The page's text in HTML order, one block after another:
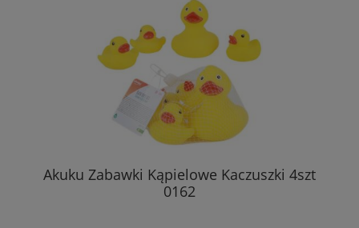
Akuku Zabawki Kąpielowe Kaczuszki 4szt
0162